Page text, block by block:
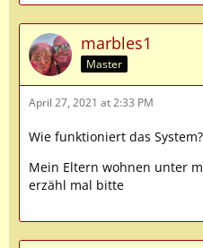
marbles1
Master
April 27, 2021 at 2:33 PM
Wie funktioniert das System?
Mein Eltern wohnen unter
erzähl mal bitte